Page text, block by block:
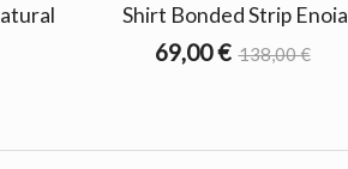
Shirt Bonded Strip Enoia
69,00 € 138,00 €